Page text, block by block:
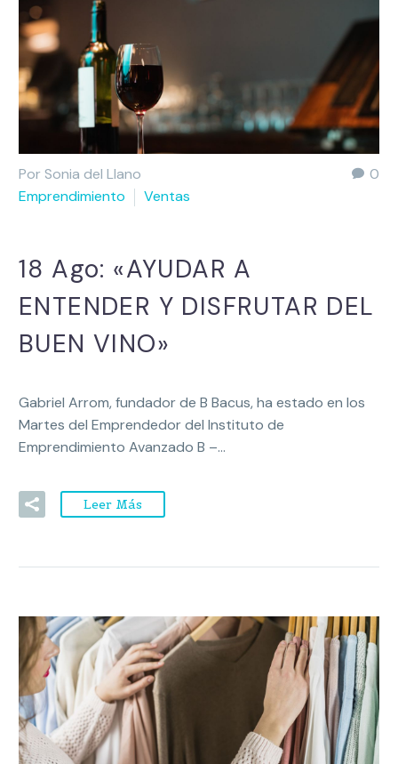
0
Por Sonia del Llano
Emprendimiento
Ventas
18 Ago: «AYUDAR A
ENTENDER Y DISFRUTAR DEL
BUEN VINO»
Gabriel Arrom, fundador de B Bacus, ha estado en los
Martes del Emprendedor del Instituto de
Emprendimiento Avanzado B –…
Leer Más